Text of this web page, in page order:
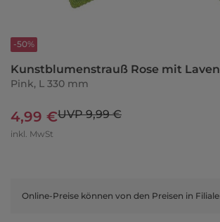
-50%
Kunstblumenstrauß Rose mit
Pink, L 330 mm
4,99 €UVP 9,99 €
inkl. MwSt